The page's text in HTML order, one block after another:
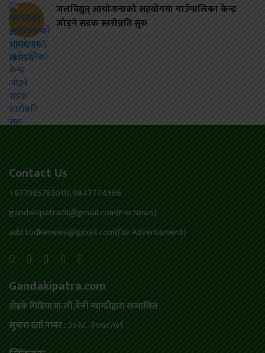
जलविद्युत् आयोजनाको सहयोगमा गाउँपालिका केन्द्र
जोड्ने सडक स्तरोन्नति सुरु
Contact Us
+9779857630111, 9847774566
gandakipatra78@gmail.com(For News)
add.todkenews@gmail.com(For Advertisment)
Gandakipatra.com
टोड्के मिडिया प्रा.ली,बेनी म्याग्दीद्वारा सन्चालित
सुचना दर्ता नम्बर : ३०२८–२०७८/७९